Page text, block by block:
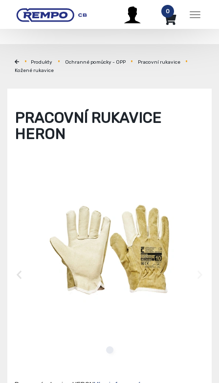
Menu
0
Produkty Ochranné pomůcky - OPP
Pracovní rukavice
Kožené rukavice
PRACOVNÍ RUKAVICE
HERON